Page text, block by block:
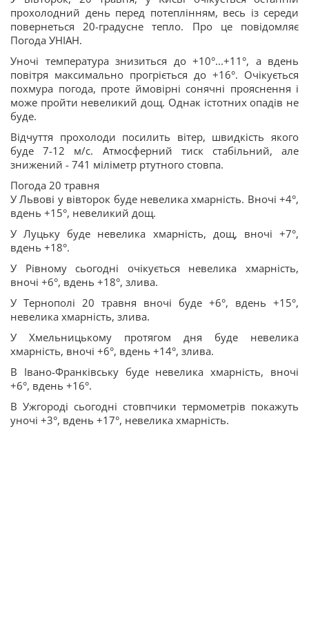
прохолодний день перед потеплінням, весь із середи
повернеться 20-градусне тепло. Про це повідомляє
Погода УНІАН.
Уночі температура знизиться до +10°...+11°, а вдень
повітря максимально прогріється до +16°. Очікується
похмура погода, проте ймовірні сонячні прояснення і
може пройти невеликий дощ. Однак істотних опадів не
буде.
Відчуття прохолоди посилить вітер, швидкість якого
буде 7-12 м/с. Атмосферний тиск стабільний, але
знижений - 741 міліметр ртутного стовпа.
Погода 20 травня
У Львові у вівторок буде невелика хмарність. Вночі +4°,
вдень +15°, невеликий дощ.
У Луцьку буде невелика хмарність, дощ, вночі +7°,
вдень +18°.
У Рівному сьогодні очікується невелика хмарність,
вночі +6°, вдень +18°, злива.
У Тернополі 20 травня вночі буде +6°, вдень +15°,
невелика хмарність, злива.
У Хмельницькому протягом дня буде невелика
хмарність, вночі +6°, вдень +14°, злива.
В Івано-Франківську буде невелика хмарність, вночі
+6°, вдень +16°.
В Ужгороді сьогодні стовпчики термометрів покажуть
уночі +3°, вдень +17°, невелика хмарність.